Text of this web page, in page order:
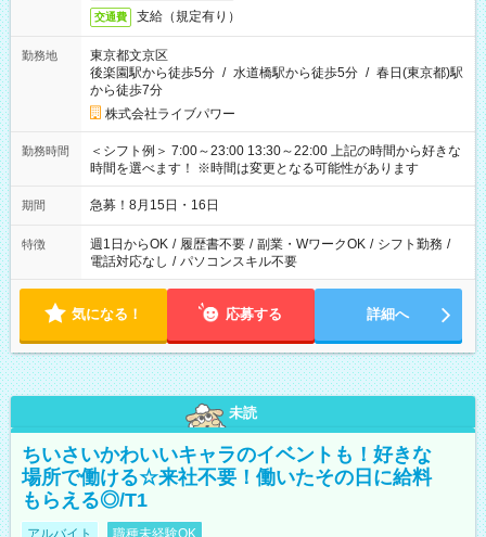
交通費 支給（規定有り）
勤務地
東京都文京区
後楽園駅から徒歩5分 / 水道橋駅から徒歩5分 / 春日(東京都)駅
から徒歩7分
株式会社ライブパワー
勤務時間
＜シフト例＞ 7:00～23:00 13:30～22:00 上記の時間から好きな
時間を選べます！ ※時間は変更となる可能性があります
期間 急募！8月15日・16日
特徴 週1日からOK / 履歴書不要 / 副業・WワークOK / シフト勤務 /
電話対応なし / パソコンスキル不要
気になる！ 応募する 詳細へ
未読
ちいさいかわいいキャラのイベントも！好きな
場所で働ける☆来社不要！働いたその日に給料
もらえる◎/T1
アルバイト 職種未経験OK